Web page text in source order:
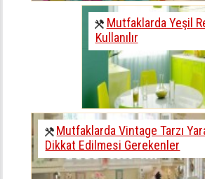
Mutfaklarda Yeşil
Kullanılır
Mutfaklarda Vintage Tarzı
Dikkat Edilmesi Gerekenler